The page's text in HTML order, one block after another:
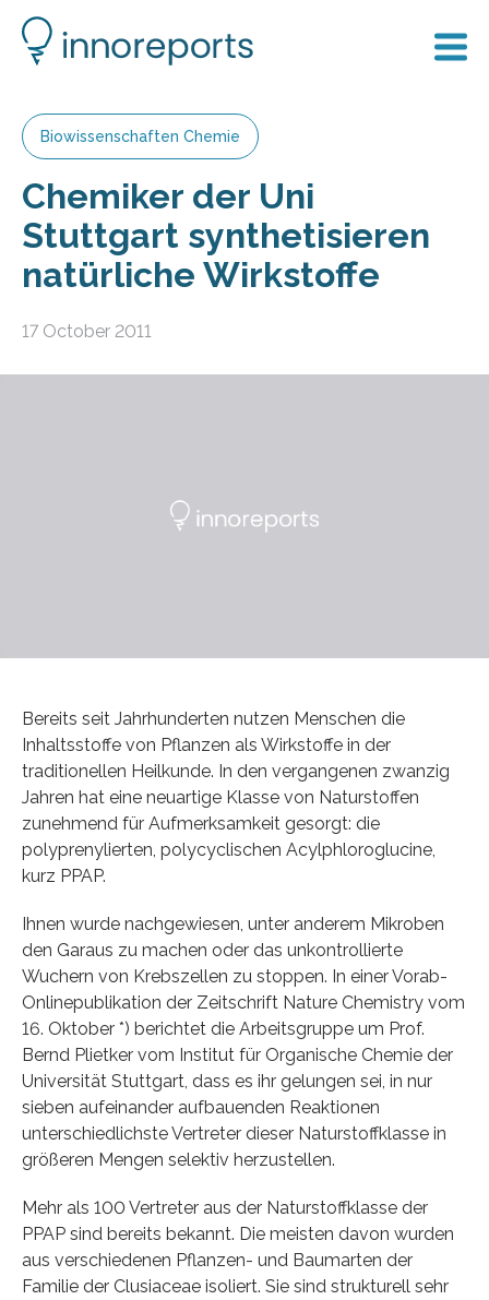
Biowissenschaften Chemie
Chemiker der Uni
Stuttgart synthetisieren
natürliche Wirkstoffe
17 October 2011
Bereits seit Jahrhunderten nutzen Menschen die
Inhaltsstoffe von Pflanzen als Wirkstoffe in der
traditionellen Heilkunde. In den vergangenen zwanzig
Jahren hat eine neuartige Klasse von Naturstoffen
zunehmend für Aufmerksamkeit gesorgt: die
polyprenylierten, polycyclischen Acylphloroglucine,
kurz PPAP.
Ihnen wurde nachgewiesen, unter anderem Mikroben
den Garaus zu machen oder das unkontrollierte
Wuchern von Krebszellen zu stoppen. In einer Vorab-
Onlinepublikation der Zeitschrift Nature Chemistry vom
16. Oktober *) berichtet die Arbeitsgruppe um Prof.
Bernd Plietker vom Institut für Organische Chemie der
Universität Stuttgart, dass es ihr gelungen sei, in nur
sieben aufeinander aufbauenden Reaktionen
unterschiedlichste Vertreter dieser Naturstoffklasse in
größeren Mengen selektiv herzustellen.
Mehr als 100 Vertreter aus der Naturstoffklasse der
PPAP sind bereits bekannt. Die meisten davon wurden
aus verschiedenen Pflanzen- und Baumarten der
Familie der Clusiaceae isoliert. Sie sind strukturell sehr